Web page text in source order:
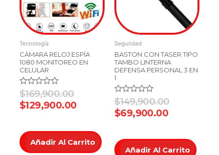
Tecnología
CÁMARA RELOJ ESPÍA
1080 MONITOREO EN
CELULAR
Valorado
en
0
$169,900.00
$129,900.00
Añadir Al Carrito
Seguridad
BASTON CON TASER TIPO
TAMBO LINTERNA
DEFENSA PERSONAL 3 EN
1
Valorado
en
0
$149,900.00
$69,900.00
Añadir Al Carrito